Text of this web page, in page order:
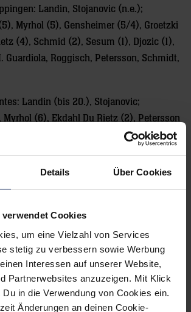
Details Über Cookies
verwendet Cookies
um eine Vielzahl von Services
stetig zu verbessern sowie Werbung
Interessen auf unserer Website,
Partnerwebsites anzuzeigen. Mit Klick
Du in die Verwendung von Cookies ein.
Änderungen an deinen Cookie-
Landin, Stojanovic (n.e.);
Myrhol (5), Gensheimer (5/4), Groetzki
(4), Schmid (2), Sesum (1), Djozic (1),
Guardiola, Roggisch, Petersson, Schmidt,
Landin (bis 20.), Stojanovic;
Myrhol (6), Ekdahl Du Rietz (2), Petersson
(2), G. Guardiola (1),
über Aktuelles aus der Löwenwelt
willst, kannst du den Rhein-Neckar Löwen
.